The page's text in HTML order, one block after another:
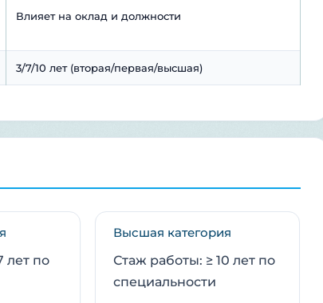
Влияет на оклад и должности
3/7/10 лет (вторая/первая/высшая)
лет по
Высшая категория
Стаж работы: ≥ 10 лет по
специальности